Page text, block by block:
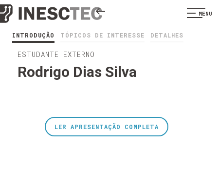
MENU
INTRODUÇÃO TÓPICOS DE INTERESSE DETALHES
ESTUDANTE EXTERNO
Rodrigo Dias Silva
LER APRESENTAÇÃO COMPLETA